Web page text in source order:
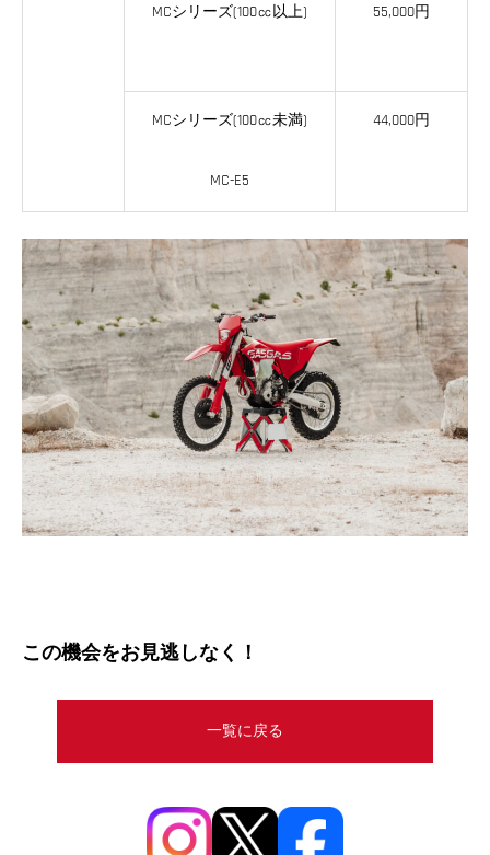
MCシリーズ(100㏄以上) 55,000円
MCシリーズ(100㏄未満)
MC-E5
44,000円
この機会をお見逃しなく！
一覧に戻る